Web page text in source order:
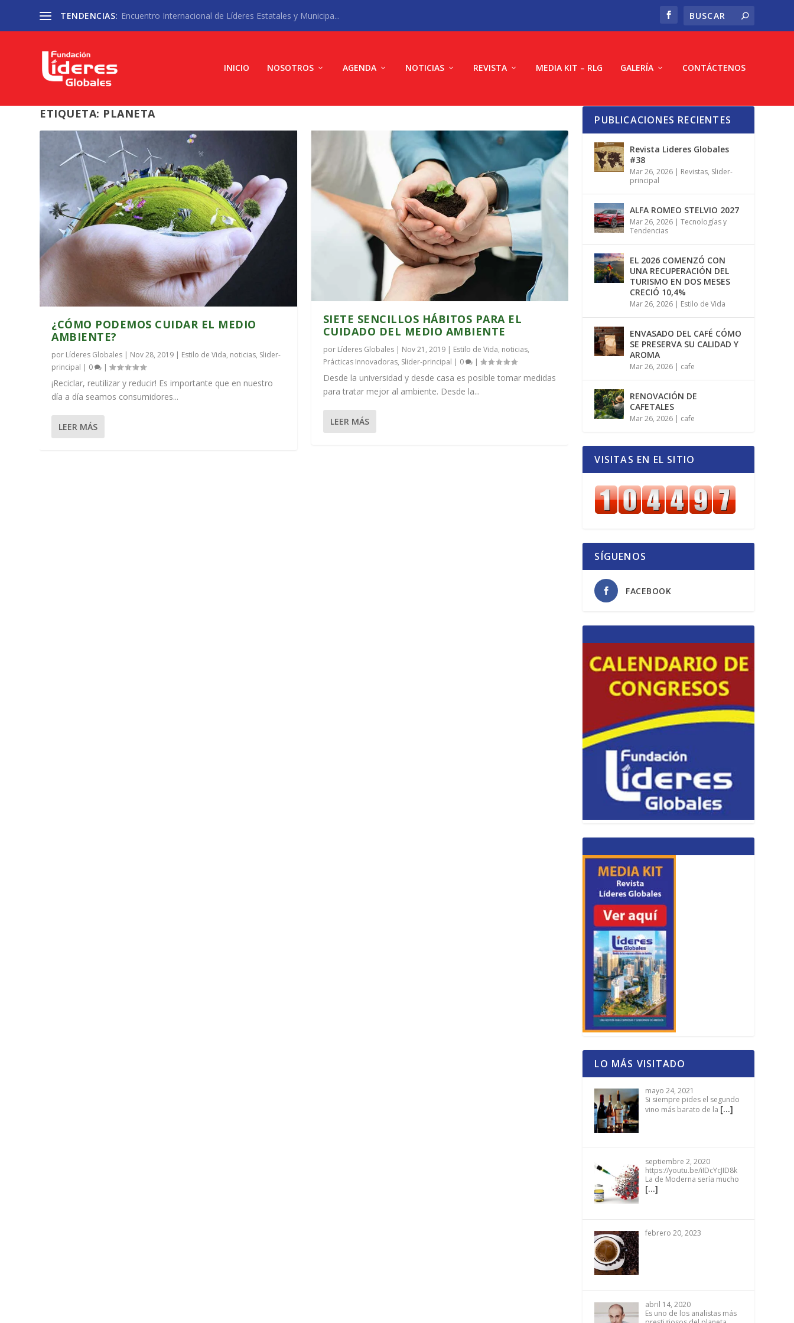
TENDENCIAS: Encuentro Internacional de Líderes Estatales y Municipa...
INICIO NOSOTROS AGENDA NOTICIAS REVISTA MEDIA KIT – RLG GALERÍA CONTÁCTENOS
ETIQUETA: PLANETA
¿CÓMO PODEMOS CUIDAR EL MEDIO
AMBIENTE?
por Líderes Globales | Nov 28, 2019 | Estilo de Vida, noticias, Slider-
principal | 0 |
¡Reciclar, reutilizar y reducir! Es importante que en nuestro
día a día seamos consumidores...
LEER MÁS
SIETE SENCILLOS HÁBITOS PARA EL
CUIDADO DEL MEDIO AMBIENTE
por Líderes Globales| Nov 21, 2019| Estilo de Vida, noticias,
Prácticas Innovadoras, Slider-principal | 0 |
Desde la universidad y desde casa es posible tomar medidas
para tratar mejor al ambiente. Desde la...
LEER MÁS
PUBLICACIONES RECIENTES
Revista Lideres Globales
#38
Mar 26, 2026 | Revistas, Slider-
principal
ALFA ROMEO STELVIO 2027
Mar 26, 2026 |Tecnologías y
Tendencias
EL 2026 COMENZÓ CON
UNA RECUPERACIÓN DEL
TURISMO EN DOS MESES
CRECIÓ 10,4%
Mar 26, 2026 | Estilo de Vida
ENVASADO DEL CAFÉ CÓMO
SE PRESERVA SU CALIDAD Y
AROMA
Mar 26, 2026 | cafe
RENOVACIÓN DE
CAFETALES
Mar 26, 2026 | cafe
VISITAS EN EL SITIO
SÍGUENOS
FACEBOOK
LO MÁS VISITADO
mayo 24, 2021
Si siempre pides el segundo
vino más barato de la […]
septiembre 2, 2020
https://youtu.be/iIDcYcJID8k
La de Moderna sería mucho
[…]
febrero 20, 2023
abril 14, 2020
Es uno de los analistas más